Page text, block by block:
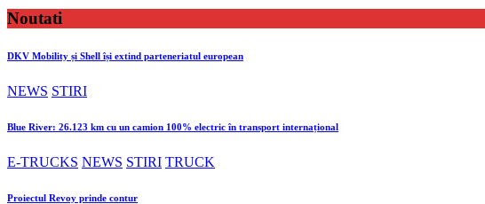
Noutati
DKV Mobility și Shell își extind parteneriatul european
NEWS STIRI
Blue River: 26.123 km cu un camion 100% electric în transport internațional
E-TRUCKS NEWS STIRI TRUCK
Proiectul Revoy prinde contur